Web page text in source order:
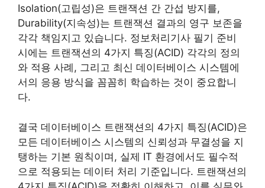
Isolation(고립성)은 트랜잭션 간 간섭 방지를,
Durability(지속성)는 트랜잭션 결과의 영구 보존을
각각 책임지고 있습니다. 정보처리기사 필기 준비
시에는 트랜잭션의 4가지 특징(ACID) 각각의 정의
와 적용 사례, 그리고 최신 데이터베이스 시스템에
서의 응용 방식을 꼼꼼히 학습하는 것이 중요합니
다.
결국 데이터베이스 트랜잭션의 4가지 특징(ACID)은
모든 데이터베이스 시스템의 신뢰성과 무결성을 지
탱하는 기본 원칙이며, 실제 IT 환경에서도 필수적
으로 적용되는 데이터 처리 기준입니다. 트랜잭션의